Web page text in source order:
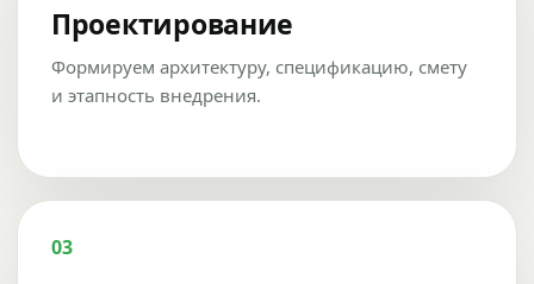
Проектирование
Формируем архитектуру, спецификацию, смету
и этапность внедрения.
03